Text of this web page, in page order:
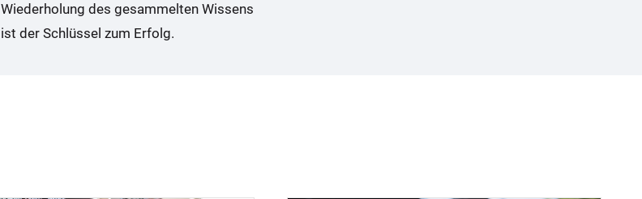
Wiederholung des gesammelten Wissens
ist der Schlüssel zum Erfolg.